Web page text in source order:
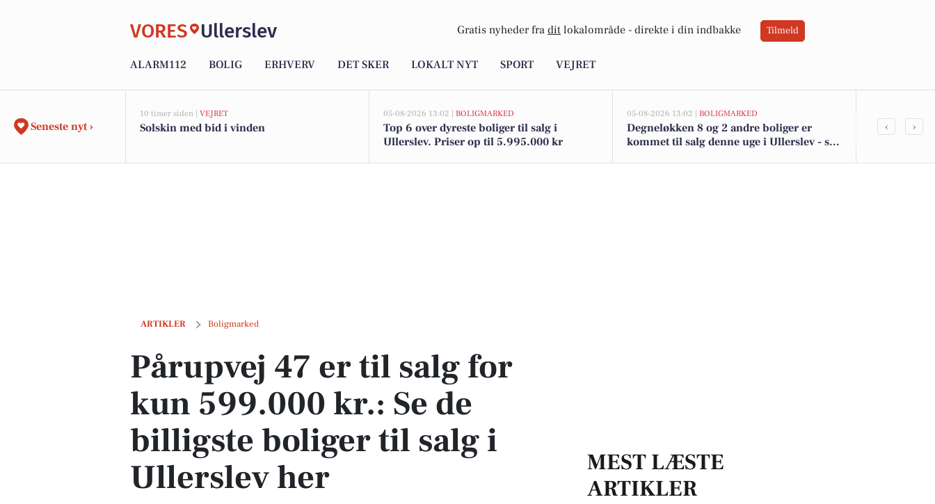
VORES Ullerslev Gratis nyheder fra dit lokalområde - direkte i din indbakke Tilmeld
ALARM112 BOLIG ERHVERV DET SKER LOKALT NYT SPORT VEJRET
Seneste nyt ›
10 timer siden | VEJRET
Solskin med bid i vinden
05-08-2026 13:02 | BOLIGMARKED
Top 6 over dyreste boliger til salg i
Ullerslev. Priser op til 5.995.000 kr
05-08-2026 13:02 | BOLIGMARKED
Degneløkken 8 og 2 andre boliger er
kommet til salg denne uge i Ullerslev - se
Betaler du
‹ ›
ARTIKLER Boligmarked
Pårupvej 47 er til salg for kun 599.000 kr.: Se de billigste boliger til salg i Ullerslev her
Pårupvej 47 er til salg for
kun 599.000 kr.: Se de
billigste boliger til salg i
Ullerslev her
MEST LÆSTE
ARTIKLER